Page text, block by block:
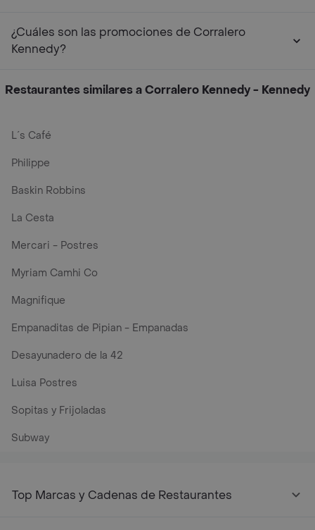
¿Cuáles son las promociones de Corralero
Kennedy?
Restaurantes similares a Corralero Kennedy - Kennedy
L´s Café
Philippe
Baskin Robbins
La Cesta
Mercari - Postres
Myriam Camhi Co
Magnifique
Empanaditas de Pipian - Empanadas
Desayunadero de la 42
Luisa Postres
Sopitas y Frijoladas
Subway
Top Marcas y Cadenas de Restaurantes